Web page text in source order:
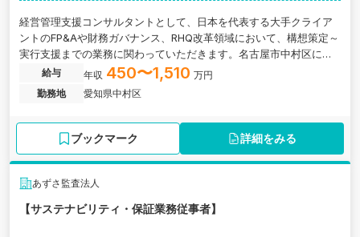
経営管理支援コンサルタントとして、日本を代表する大手クライア
ントのFP&Aや財務ガバナンス、RHQ改革領域において、構想策定～
実行支援までの業務に関わっていただきます。名古屋市中村区にあ
る監査法人の求人です。
給与 年収 450〜1,510 万円
勤務地
愛知県中村区
ブックマーク 詳細をみる
あずさ監査法人
【サステナビリティ・保証業務従事者】